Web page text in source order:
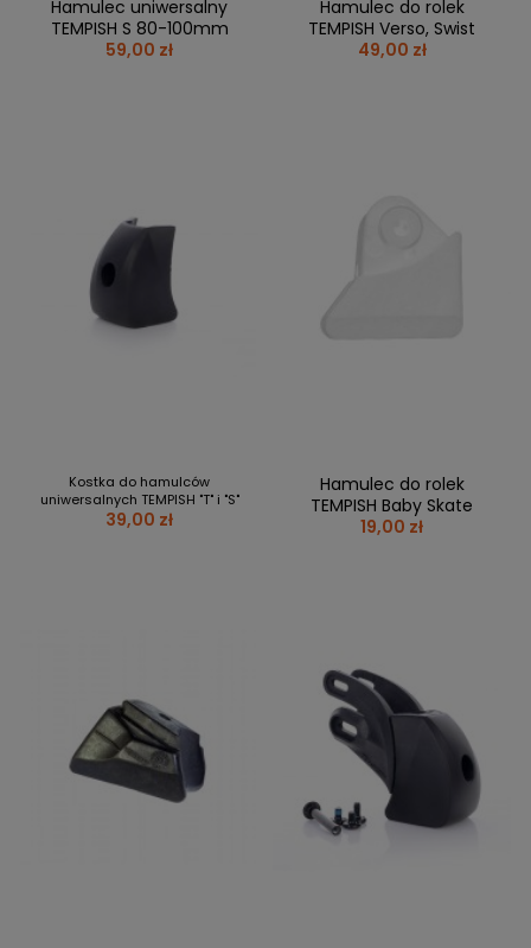
Hamulec uniwersalny
TEMPISH S 80-100mm
59,00 zł
Hamulec do rolek
TEMPISH Verso, Swist
49,00 zł
Kostka do hamulców
uniwersalnych TEMPISH "T" i "S"
39,00 zł
Hamulec do rolek
TEMPISH Baby Skate
19,00 zł